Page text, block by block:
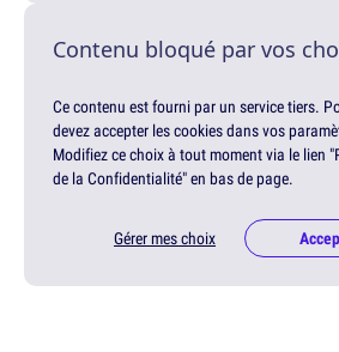
Contenu bloqué par vos
Ce contenu est fourni par un service tiers.
devez accepter les cookies dans vos
Modifiez ce choix à tout moment via le lien
de la Confidentialité" en bas de page.
Gérer mes choix